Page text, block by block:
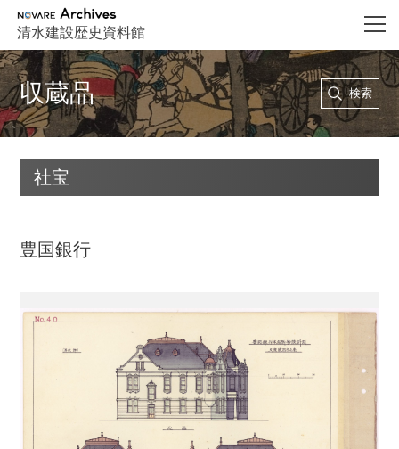
清水建設歴史資料館
収蔵品 検索
社宝
豊国銀行